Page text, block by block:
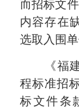
而招标文
内容存在
选取入围单
《福建
程标准招
标文件条